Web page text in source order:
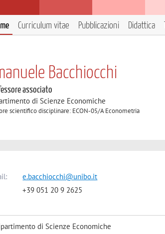
Curriculum vitae Pubblicazioni Didattica
Bacchiocchi
associato
di Scienze Economiche
scientifico disciplinare: ECON-05/A Econometria
e.bacchiocchi@unibo.it
+39 051 20 9 2625
di Scienze Economiche